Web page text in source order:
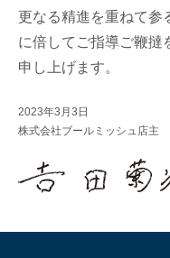
更なる精進を重ねて参
に倍してご指導ご鞭撻
申し上げます。
2023年3月3日
株式会社ブールミッシュ店主